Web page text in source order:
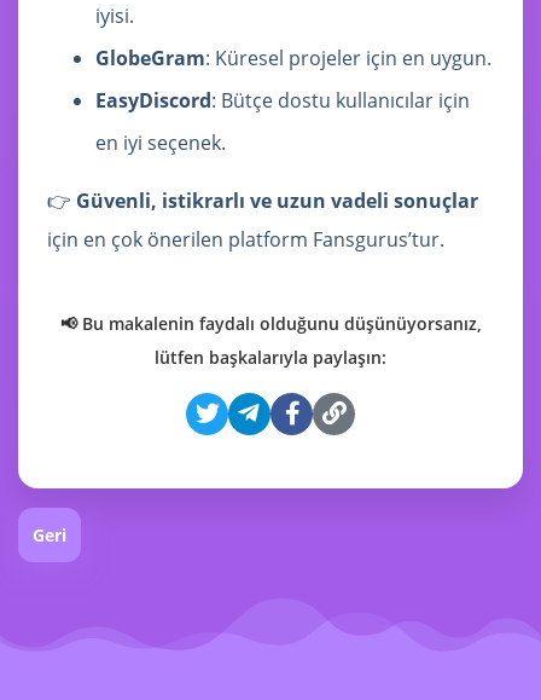
iyisi.
GlobeGram: Küresel projeler için en uygun.
EasyDiscord: Bütçe dostu kullanıcılar için
en iyi seçenek.
👉 Güvenli, istikrarlı ve uzun vadeli sonuçlar
için en çok önerilen platform Fansgurus’tur.
📢 Bu makalenin faydalı olduğunu düşünüyorsanız,
lütfen başkalarıyla paylaşın:
Geri